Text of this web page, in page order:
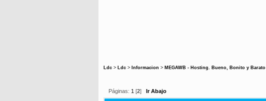
Ldc > Ldc > Informacion > MEGAWB - Hosting. Bueno, Bonito y Barato
Páginas: 1 [2] Ir Abajo